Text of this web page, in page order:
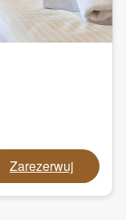
Zarezerwuj